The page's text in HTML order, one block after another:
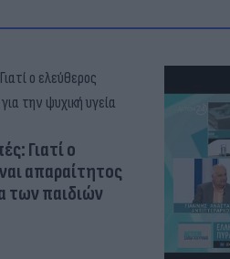
Γιατί ο
απαραίτητος
των παιδιών